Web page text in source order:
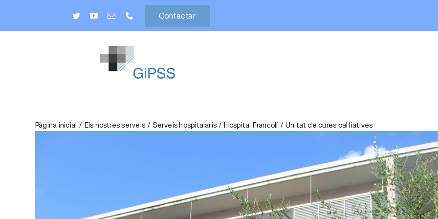
content
Contactar
ELS NOSTRES SERVEIS
Pàgina inicial Els nostres serveis Serveis hospitalaris Hospital Francolí Unitat de cures pal·liatives